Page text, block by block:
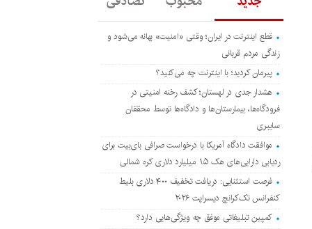
قطع اینترنت در ایران؛ وقتی «امنیت» بهانه می‌شود و
زندگی مردم قربانی
پیرمان کردید؛ با اینترنت چه می‌کنید؟
هشدار جدی در لهستان؛ کشف رخنه امنیتی در
فرودگاه‌ها، بیمارستان‌ها و دادگاه‌ها توسط محققان
سایبری
موافقت دادگاه آمریکا با درخواست صرافی بای‌بیت برای
ردیابی دارایی‌های هک ۱.۵ میلیارد دلاری کره شمالی
فرصت استثنایی: دریافت تخفیف ۴۰۰ دلاری بلیط
کنفرانس تک‌کرانچ دیسراپت ۲۰۲۶
کمپین تبلیغاتی موفق چه ویژگی‌هایی دارد؟